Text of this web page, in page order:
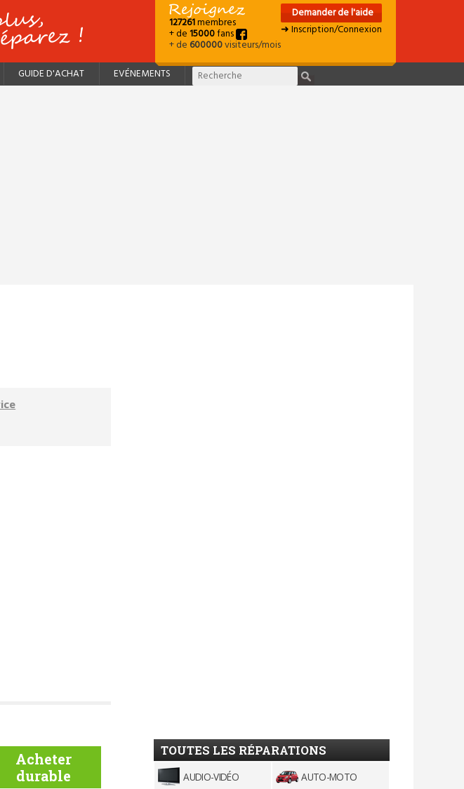
127261membres
+ de15000fans
+ de600000visiteurs/mois
Demander de l'aide
➜ Inscription/Connexion
GUIDE D'ACHAT EVÉNEMENTS
Acheter
durable
TOUTES LES RÉPARATIONS
AUDIO-VIDÉO AUTO-MOTO